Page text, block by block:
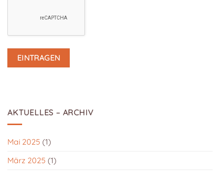
AKTUELLES – ARCHIV
Mai 2025 (1)
März 2025 (1)